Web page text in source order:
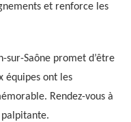
et renforce les
sur-Saône promet d’être
équipes ont les
Rendez-vous à